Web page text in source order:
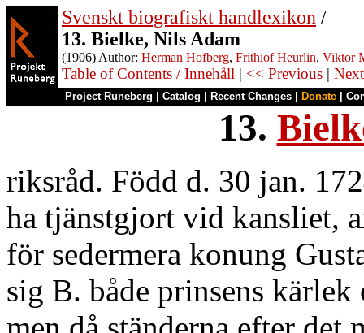
Svenskt biografiskt handlexikon /
13. Bielke, Nils Adam
(1906) Author: Herman Hofberg, Frithiof Heurlin, Viktor
Table of Contents / Innehåll | << Previous |
Project Runeberg Catalog Recent Changes Donate
13.
riksråd. Född d. 30 jan.
ha tjänstgjort vid kansliet,
för sedermera konung
sig B. både prinsens